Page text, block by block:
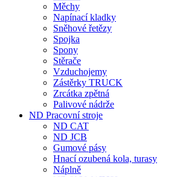
Měchy
Napínací kladky
Sněhové řetězy
Spojka
Spony
Stěrače
Vzduchojemy
Zástěrky TRUCK
Zrcátka zpětná
Palivové nádrže
ND Pracovní stroje
ND CAT
ND JCB
Gumové pásy
Hnací ozubená kola, turasy
Náplně